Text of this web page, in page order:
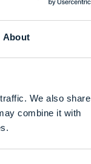
About
We also share
combine it with